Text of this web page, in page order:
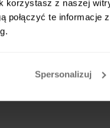
z naszej
połączyć te informacje
Spersonalizuj
179